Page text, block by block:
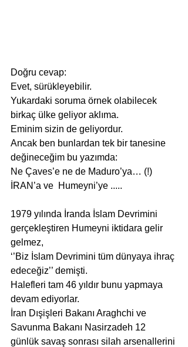
Doğru cevap:
Evet, sürükleyebilir.
Yukardaki soruma örnek olabilecek
birkaç ülke geliyor aklıma.
Eminim sizin de geliyordur.
Ancak ben bunlardan tek bir tanesine
değineceğim bu yazımda:
Ne Çaves’e ne de Maduro’ya… (!)
İRAN’a ve  Humeyni’ye .....
1979 yılında İranda İslam Devrimini
gerçekleştiren Humeyni iktidara gelir
gelmez,
‘’Biz İslam Devrimini tüm dünyaya ihraç
edeceğiz’’ demişti.
Halefleri tam 46 yıldır bunu yapmaya
devam ediyorlar.
İran Dışişleri Bakanı Araghchi ve
Savunma Bakanı Nasirzadeh 12
günlük savaş sonrası silah arsenallerini